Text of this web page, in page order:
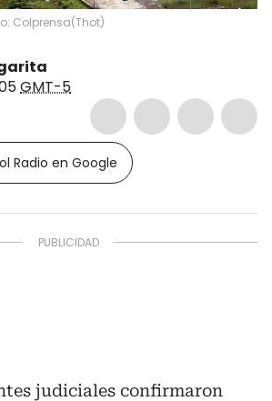
Colprensa(Thot)
GMT-5
Radio en Google
judiciales confirmaron